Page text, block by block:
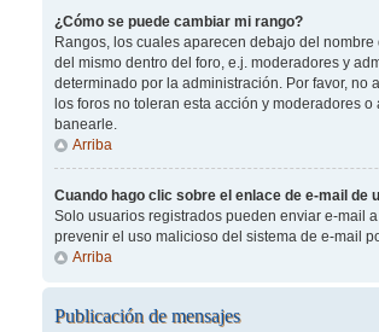
¿Cómo se puede cambiar mi rango?
Rangos, los cuales aparecen debajo del
del mismo dentro del foro, e.j. moderadores y
determinado por la administración. Por favor,
los foros no toleran esta acción y moderadores
banearle.
Arriba
Cuando hago clic sobre el enlace de e-mail de
Solo usuarios registrados pueden enviar e-mail
prevenir el uso malicioso del sistema de e-mail
Arriba
Publicación de mensajes